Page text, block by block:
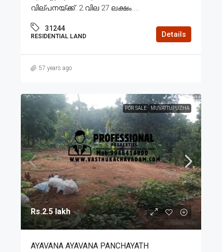
വില്പനയ്ക്ക്. 2.വില 27 ലക്ഷം....
31244
RESIDENTIAL LAND Details
57 years ago
FOR SALE MUVATTUPUZHA
Rs.2.5 lakh
AYAVANA AYAVANA PANCHAYATH